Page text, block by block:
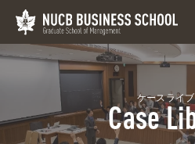
ケースライ
Case